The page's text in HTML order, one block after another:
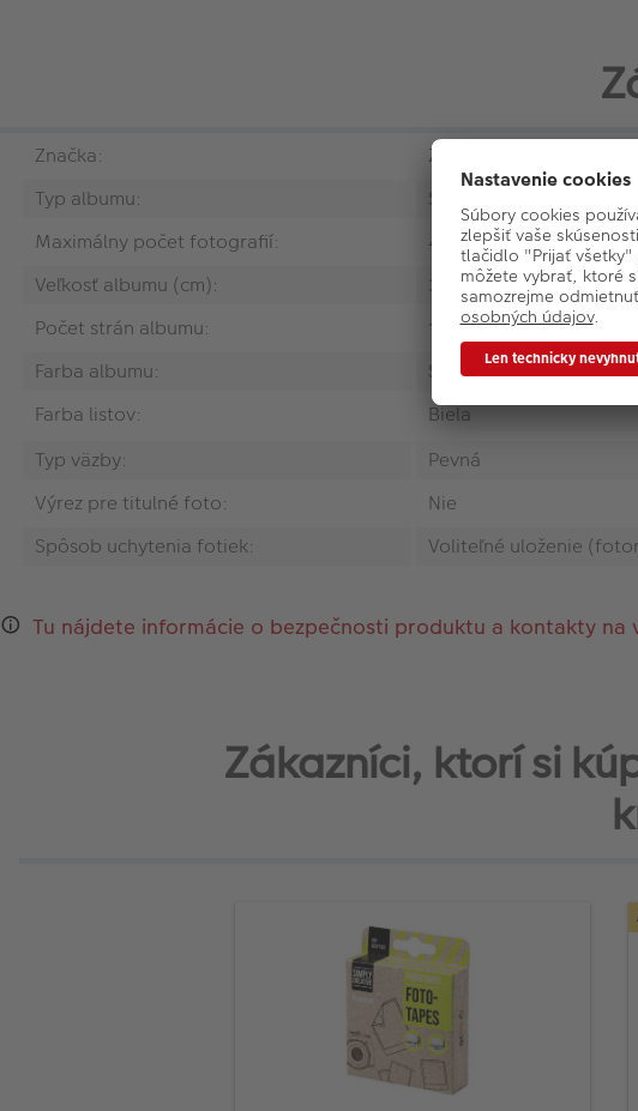
Značka:
ZEP
Typ albumu:
Samolepiaci/nalepovací
Maximálny počet fotografií:
400
Veľkosť albumu (cm):
32 x 32
Počet strán albumu:
100
Farba albumu:
Sivobiela
Farba listov:
Biela
Typ väzby:
Pevná
Výrez pre titulné foto:
Nie
Spôsob uchytenia fotiek:
Voliteľné uloženie
Tu nájdete informácie o bezpečnosti produktu a kontakty na
Zákazníci, ktorí si